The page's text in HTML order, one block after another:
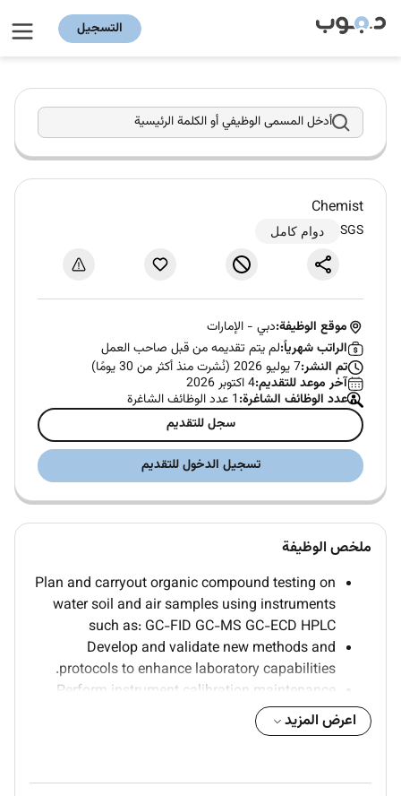
التسجيل
أدخل المسمى الوظيفي أو الكلمة الرئيسية
Chemist
SGS دوام كامل
موقع الوظيفة:دبي - الإمارات
الراتب شهرياً:لم يتم تقديمه من قبل صاحب العمل
تم النشر:7 يوليو 2026 (نُشرت منذ أكثر من 30 يومًا)
آخر موعد للتقديم:4 اكتوبر 2026
عدد الوظائف الشاغرة:1 عدد الوظائف الشاغرة
سجل للتقديم
تسجيل الدخول للتقديم
ملخص الوظيفة
Plan and carryout organic compound testing on
water soil and air samples using instruments
such as: GC-FID GC-MS GC-ECD HPLC
Develop and validate new methods and
protocols to enhance laboratory capabilities.
Perform instrument calibration maintenance
and troubleshooting to ensure consistent and
reliable operation of GC and related systems.
support method validation efforts.
اعرض المزيد